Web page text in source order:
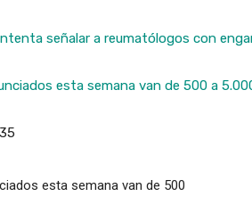
señalar a reumatólogos con
esta semana van de 500 a
esta semana van de 500